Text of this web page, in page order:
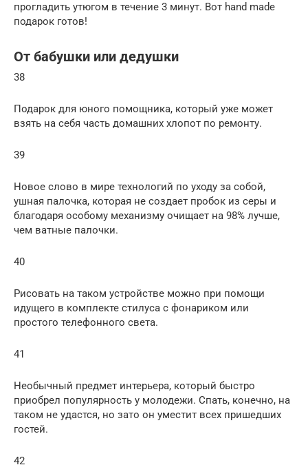
прогладить утюгом в течение 3 минут. Вот hand made
подарок готов!
От бабушки или дедушки
38
Подарок для юного помощника, который уже может
взять на себя часть домашних хлопот по ремонту.
39
Новое слово в мире технологий по уходу за собой,
ушная палочка, которая не создает пробок из серы и
благодаря особому механизму очищает на 98% лучше,
чем ватные палочки.
40
Рисовать на таком устройстве можно при помощи
идущего в комплекте стилуса с фонариком или
простого телефонного света.
41
Необычный предмет интерьера, который быстро
приобрел популярность у молодежи. Спать, конечно, на
таком не удастся, но зато он уместит всех пришедших
гостей.
42